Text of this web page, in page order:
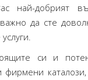
най-добрият
да сте
си и
фирмени